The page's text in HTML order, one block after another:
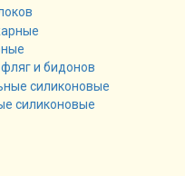
и бидонов
силиконовые